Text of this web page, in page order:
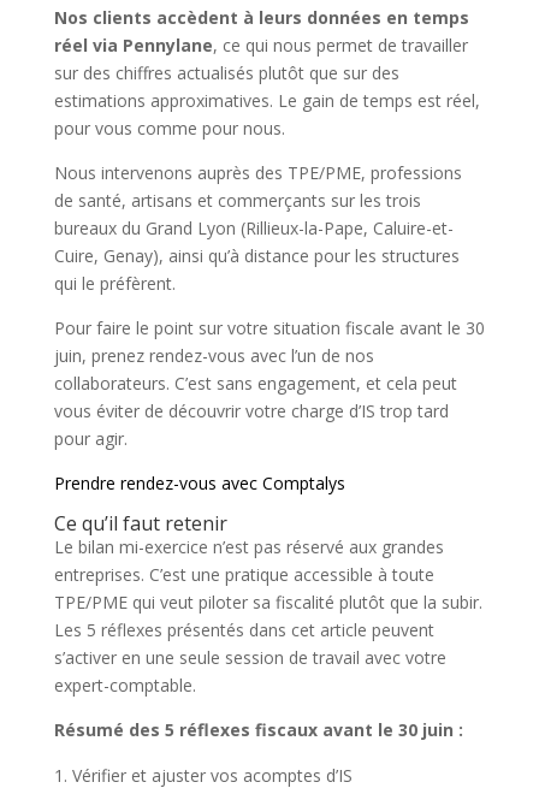
Nos clients accèdent à leurs données en temps
réel via Pennylane, ce qui nous permet de travailler
sur des chiffres actualisés plutôt que sur des
estimations approximatives. Le gain de temps est réel,
pour vous comme pour nous.
Nous intervenons auprès des TPE/PME, professions
de santé, artisans et commerçants sur les trois
bureaux du Grand Lyon (Rillieux-la-Pape, Caluire-et-
Cuire, Genay), ainsi qu’à distance pour les structures
qui le préfèrent.
Pour faire le point sur votre situation fiscale avant le 30
juin, prenez rendez-vous avec l’un de nos
collaborateurs. C’est sans engagement, et cela peut
vous éviter de découvrir votre charge d’IS trop tard
pour agir.
Prendre rendez-vous avec Comptalys
Ce qu’il faut retenir
Le bilan mi-exercice n’est pas réservé aux grandes
entreprises. C’est une pratique accessible à toute
TPE/PME qui veut piloter sa fiscalité plutôt que la subir.
Les 5 réflexes présentés dans cet article peuvent
s’activer en une seule session de travail avec votre
expert-comptable.
Résumé des 5 réflexes fiscaux avant le 30 juin :
Vérifier et ajuster vos acomptes d’IS